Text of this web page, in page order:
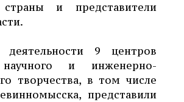
и представители
деятельности 9 центров
научного и инженерно-
творчества, в том числе
представили